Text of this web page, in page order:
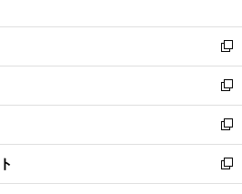
開
く
ウ
で
開
く
ン
ド
ウ
で
開
く
ウ
ィ
ン
ド
ウ
で
開
く
新
し
い
ウ
ィ
ン
ド
ウ
新
し
い
ウ
ィ
ン
新
し
い
ウ
新
し